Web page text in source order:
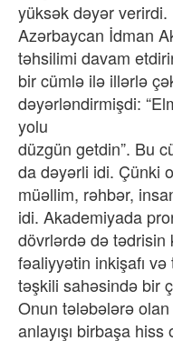
yüksək dəyər
Azərbaycan İdman
təhsilimi davam
bir cümlə ilə illərlə
dəyərləndirmişdi:
yolu
düzgün getdin”. Bu
da dəyərli idi. Çünki
müəllim, rəhbər,
idi. Akademiyada
dövrlərdə də tədrisin
fəaliyyətin inkişafı
təşkili sahəsində bir
Onun tələbələrə
anlayışı birbaşa hiss